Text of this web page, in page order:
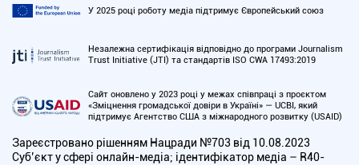
У 2025 році роботу медіа підтримує Європейський союз
Незалежна сертифікація відповідно до програми Journalism
Trust Initiative (JTI) та стандартів ISO CWA 17493:2019
Сайт оновлено у 2023 році у межах співпраці з проєктом
«Зміцнення громадської довіри в Україні» — UCBI, який
підтримує Агентство США з міжнародного розвитку (USAID)
Зареєстровано рішенням Нацради №703 від 10.08.2023
Cуб’єкт у сфері онлайн-медіа; ідентифікатор медіа – R40-